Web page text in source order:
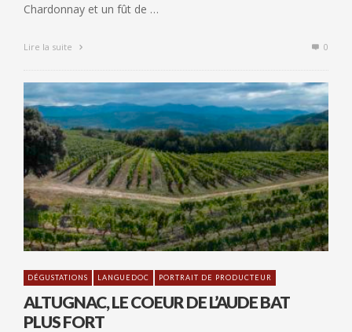
Chardonnay et un fût de …
Lire la suite 0
DÉGUSTATIONS LANGUEDOC PORTRAIT DE PRODUCTEUR
ALTUGNAC, LE COEUR DE L’AUDE BAT
PLUS FORT